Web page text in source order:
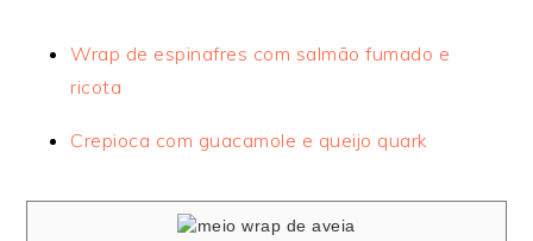
Wrap de espinafres com salmão fumado e
ricota
Crepioca com guacamole e queijo quark